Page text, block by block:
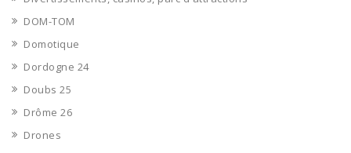
DOM-TOM
Domotique
Dordogne 24
Doubs 25
Drôme 26
Drones